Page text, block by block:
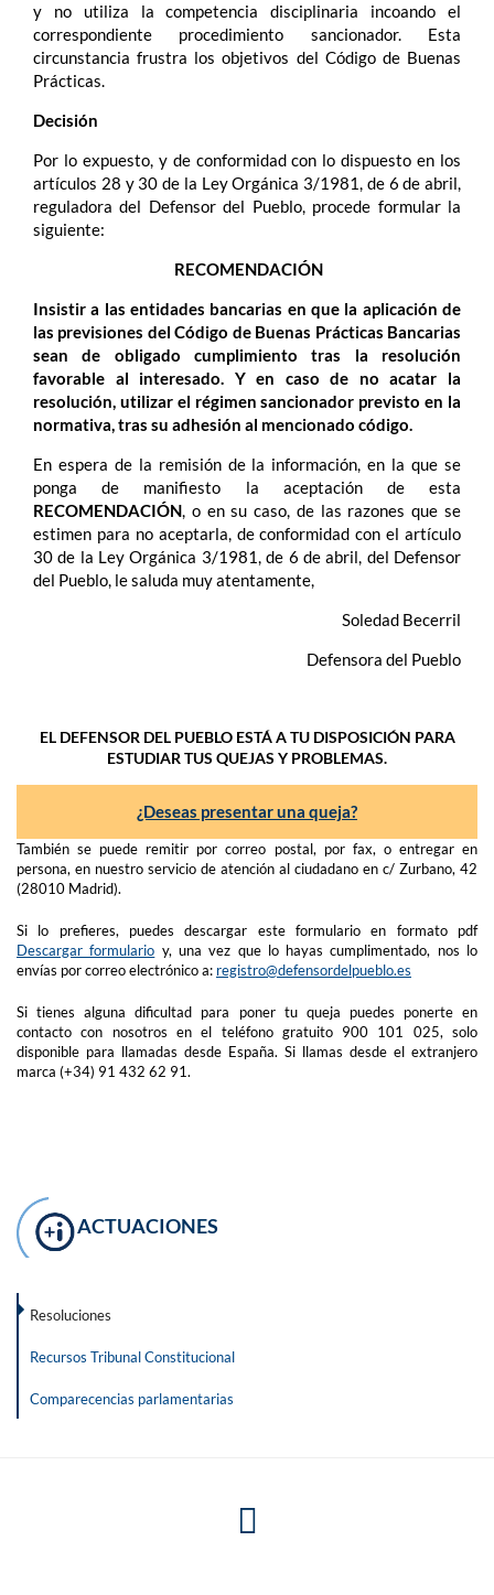
y no utiliza la competencia disciplinaria incoando el
correspondiente procedimiento sancionador. Esta
circunstancia frustra los objetivos del Código de Buenas
Prácticas.
Decisión
Por lo expuesto, y de conformidad con lo dispuesto en los
artículos 28 y 30 de la Ley Orgánica 3/1981, de 6 de abril,
reguladora del Defensor del Pueblo, procede formular la
siguiente:
RECOMENDACIÓN
Insistir a las entidades bancarias en que la aplicación de
las previsiones del Código de Buenas Prácticas Bancarias
sean de obligado cumplimiento tras la resolución
favorable al interesado. Y en caso de no acatar la
resolución, utilizar el régimen sancionador previsto en la
normativa, tras su adhesión al mencionado código.
En espera de la remisión de la información, en la que se
ponga de manifiesto la aceptación de esta
RECOMENDACIÓN, o en su caso, de las razones que se
estimen para no aceptarla, de conformidad con el artículo
30 de la Ley Orgánica 3/1981, de 6 de abril, del Defensor
del Pueblo, le saluda muy atentamente,
Soledad Becerril
Defensora del Pueblo
EL DEFENSOR DEL PUEBLO ESTÁ A TU DISPOSICIÓN PARA
ESTUDIAR TUS QUEJAS Y PROBLEMAS.
¿Deseas presentar una queja?
También se puede remitir por correo postal, por fax, o entregar en
persona, en nuestro servicio de atención al ciudadano en c/ Zurbano, 42
(28010 Madrid).
Si lo prefieres, puedes descargar este formulario en formato pdf
Descargar formulario y, una vez que lo hayas cumplimentado, nos lo
envías por correo electrónico a: registro@defensordelpueblo.es
Si tienes alguna dificultad para poner tu queja puedes ponerte en
contacto con nosotros en el teléfono gratuito 900 101 025, solo
disponible para llamadas desde España. Si llamas desde el extranjero
marca (+34) 91 432 62 91.
ACTUACIONES
Resoluciones
Recursos Tribunal Constitucional
Comparecencias parlamentarias